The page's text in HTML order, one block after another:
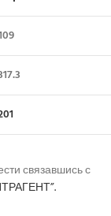
связавшись с